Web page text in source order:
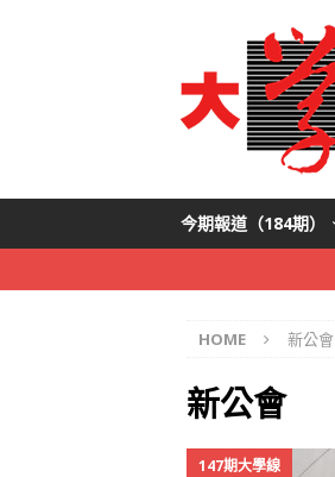
今期報道（184期）
HOME 新公會
新公會
147期大學線